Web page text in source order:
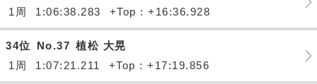
1周
1:06:38.283 +Top : +16:36.928
34位 No.37 植松 大晃
1周
1:07:21.211 +Top : +17:19.856